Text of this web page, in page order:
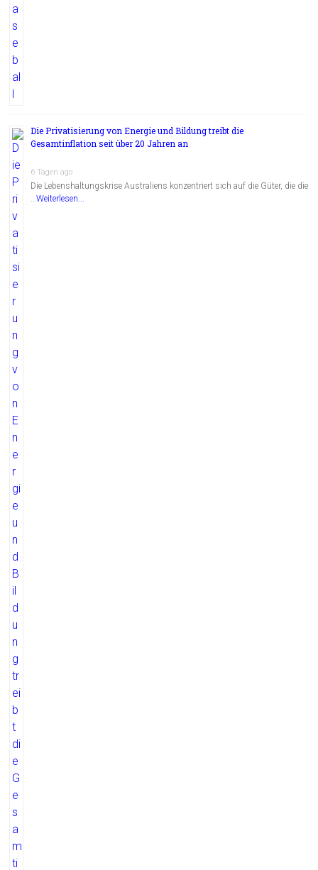
Die Privatisierung von Energie und Bildung treibt die
Gesamtinflation seit über 20 Jahren an
6 Tagen ago
Die Lebenshaltungskrise Australiens konzentriert sich auf die Güter, die die
…Weiterlesen...